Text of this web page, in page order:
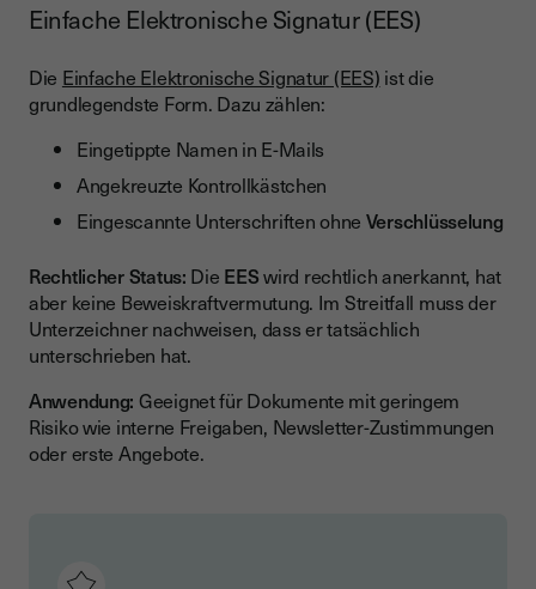
Einfache Elektronische Signatur (EES)
Die Einfache Elektronische Signatur (EES) ist die
grundlegendste Form. Dazu zählen:
Eingetippte Namen in E-Mails
Angekreuzte Kontrollkästchen
Eingescannte Unterschriften ohne Verschlüsselung
Rechtlicher Status: Die EESwird rechtlich anerkannt, hat
aber keine Beweiskraftvermutung. Im Streitfall muss der
Unterzeichner nachweisen, dass er tatsächlich
unterschrieben hat.
Anwendung: Geeignet für Dokumente mit geringem
Risiko wie interne Freigaben, Newsletter-Zustimmungen
oder erste Angebote.